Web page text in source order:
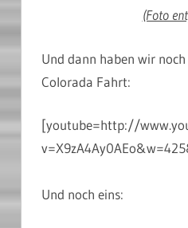
(Foto
Und dann haben wir
Colorada Fahrt:
[youtube=http://
Und noch eins: